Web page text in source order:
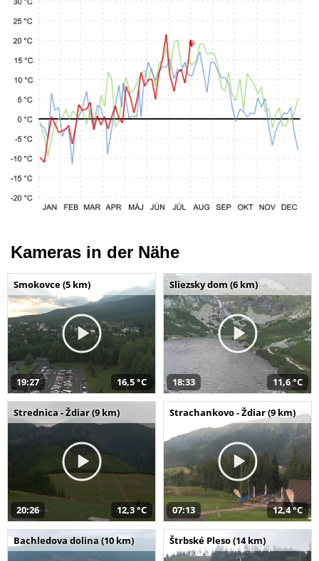
Kameras in der Nähe
Smokovce (5 km)
19:27 16,5 °C
Sliezsky dom (6 km)
18:33 11,6 °C
Strednica - Ždiar (9 km)
20:26 12,3 °C
Strachankovo - Ždiar (9 km)
07:13 12,4 °C
Bachledova dolina (10 km) Štrbské Pleso (14 km)